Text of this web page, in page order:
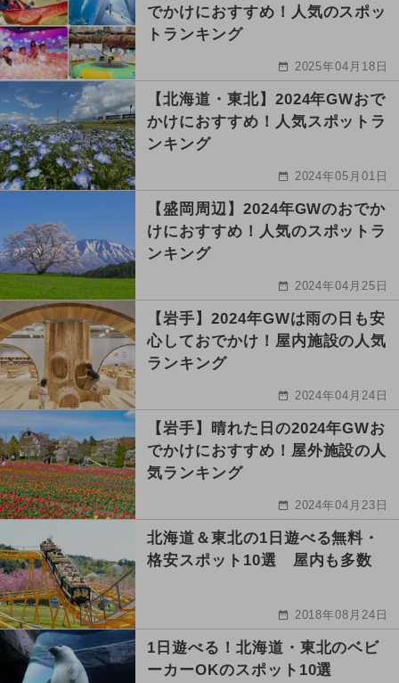
でかけにおすすめ！人気のスポッ
トランキング
2025年04月18日
【北海道・東北】2024年GWおで
かけにおすすめ！人気スポットラ
ンキング
2024年05月01日
【盛岡周辺】2024年GWのおでか
けにおすすめ！人気のスポットラ
ンキング
2024年04月25日
【岩手】2024年GWは雨の日も安
心しておでかけ！屋内施設の人気
ランキング
2024年04月24日
【岩手】晴れた日の2024年GWお
でかけにおすすめ！屋外施設の人
気ランキング
2024年04月23日
北海道＆東北の1日遊べる無料・
格安スポット10選 屋内も多数
2018年08月24日
1日遊べる！北海道・東北のベビ
ーカーOKのスポット10選